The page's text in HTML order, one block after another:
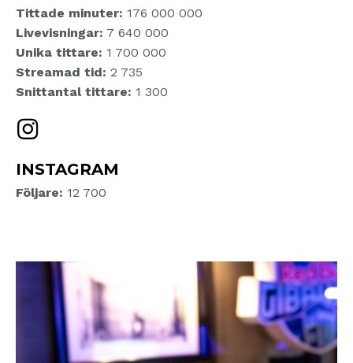
Tittade minuter: 176 000 000
Livevisningar: 7 640 000
Unika tittare: 1 700 000
Streamad tid: 2 735
Snittantal tittare: 1 300
INSTAGRAM
Följare: 12 700